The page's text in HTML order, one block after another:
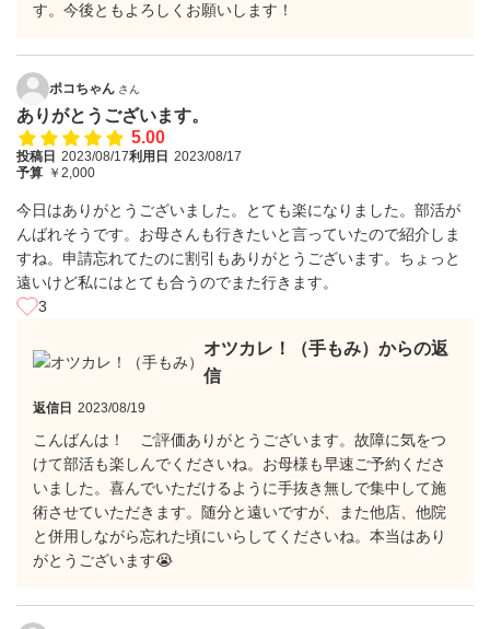
す。今後ともよろしくお願いします！
ポコちゃん さん
ありがとうございます。
5.00
投稿日 2023/08/17利用日 2023/08/17
予算 ￥2,000
今日はありがとうございました。とても楽になりました。部活が
んばれそうです。お母さんも行きたいと言っていたので紹介しま
すね。申請忘れてたのに割引もありがとうございます。ちょっと
遠いけど私にはとても合うのでまた行きます。
3
オツカレ！（手もみ）からの返
信
返信日 2023/08/19
こんばんは！ ご評価ありがとうございます。故障に気をつ
けて部活も楽しんでくださいね。お母様も早速ご予約くださ
いました。喜んでいただけるように手抜き無しで集中して施
術させていただきます。随分と遠いですが、また他店、他院
と併用しながら忘れた頃にいらしてくださいね。本当はあり
がとうございます😭